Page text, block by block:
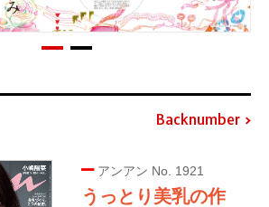
Backnumber
アンアン No. 1921
うっとり美乳の作